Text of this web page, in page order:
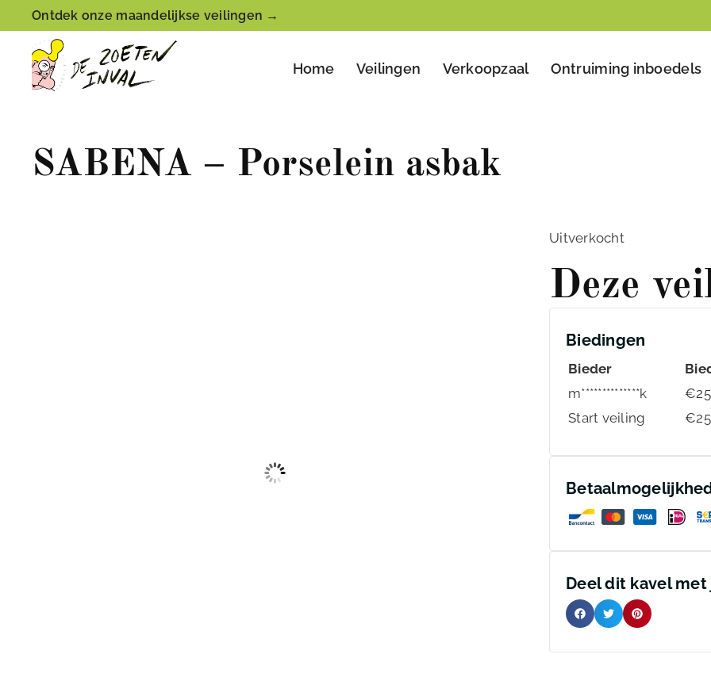
Ontdek onze maandelijkse veilingen →
Home Veilingen Verkoopzaal Ontruiming inboedels
SABENA – Porselein asbak
Uitverkocht
Deze
Biedingen
Bieder
m**************k
€25
Start veiling
€25
Deel dit kavel